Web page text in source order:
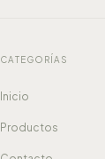
CATEGORÍAS
Inicio
Productos